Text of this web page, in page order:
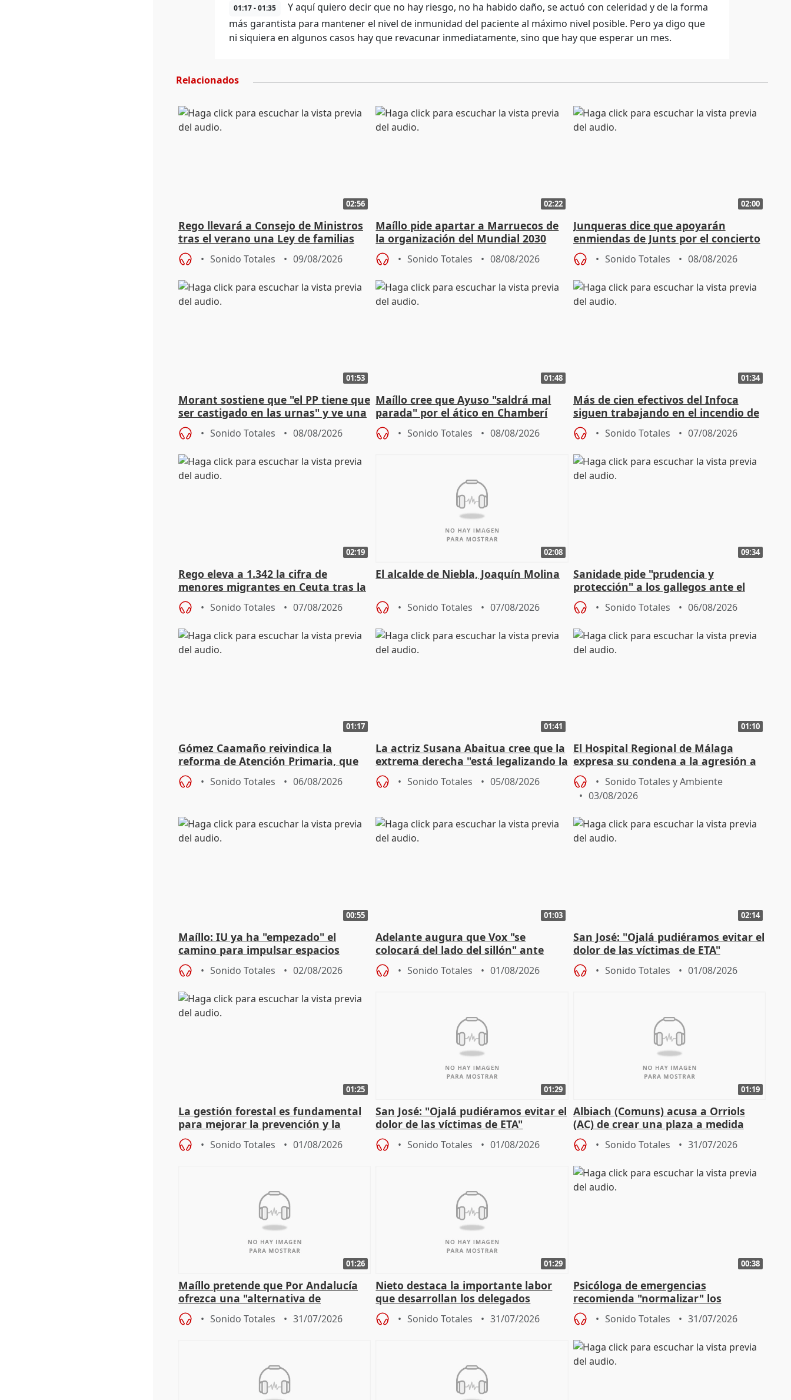
01:17 - 01:35
Y aquí quiero decir que no hay riesgo, no ha habido daño, se actuó con celeridad y de la forma
más garantista para mantener el nivel de inmunidad del paciente al máximo nivel posible. Pero ya digo que
ni siquiera en algunos casos hay que revacunar inmediatamente, sino que hay que esperar un mes.
Relacionados
02:56
Rego llevará a Consejo de Ministros
tras el verano una Ley de familias
acogedoras
Sonido Totales 09/08/2026
02:22
Maíllo pide apartar a Marruecos de
la organización del Mundial 2030
Sonido Totales 08/08/2026
02:00
Junqueras dice que apoyarán
enmiendas de Junts por el concierto
en el trámite de financiación
Sonido Totales 08/08/2026
01:53
Morant sostiene que "el PP tiene que
ser castigado en las urnas" y ve una
"pulsión de cambio"
Sonido Totales 08/08/2026
01:48
Maíllo cree que Ayuso "saldrá mal
parada" por el ático en Chamberí
Sonido Totales 08/08/2026
01:34
Más de cien efectivos del Infoca
siguen trabajando en el incendio de
Niebla (Huelva)
Sonido Totales 07/08/2026
02:19
Rego eleva a 1.342 la cifra de
menores migrantes en Ceuta tras la
entrada masiva
Sonido Totales 07/08/2026
02:08
El alcalde de Niebla, Joaquín Molina
Sonido Totales 07/08/2026
09:34
Sanidade pide "prudencia y
protección" a los gallegos ante el
eclipse del 12 de agosto
Sonido Totales 06/08/2026
01:17
Gómez Caamaño reivindica la
reforma de Atención Primaria, que
reforzará la autogestión
Sonido Totales 06/08/2026
01:41
La actriz Susana Abaitua cree que la
extrema derecha "está legalizando la
homofobia"
Sonido Totales 05/08/2026
01:10
El Hospital Regional de Málaga
expresa su condena a la agresión a
dos enfermeras de Urgencias
Sonido Totales y Ambiente
03/08/2026
00:55
Maíllo: IU ya ha "empezado" el
camino para impulsar espacios
unitarios para las municipales
Sonido Totales 02/08/2026
01:03
Adelante augura que Vox "se
colocará del lado del sillón" ante
iniciativas de la oposición
Sonido Totales 01/08/2026
02:14
San José: "Ojalá pudiéramos evitar el
dolor de las víctimas de ETA"
Sonido Totales 01/08/2026
01:25
La gestión forestal es fundamental
para mejorar la prevención y la
actuación frente a incendios
Sonido Totales 01/08/2026
01:29
San José: "Ojalá pudiéramos evitar el
dolor de las víctimas de ETA"
Sonido Totales 01/08/2026
01:19
Albiach (Comuns) acusa a Orriols
(AC) de crear una plaza a medida
para su hija en Ripoll (Girona)
Sonido Totales 31/07/2026
01:26
Maíllo pretende que Por Andalucía
ofrezca una "alternativa de
gobierno" con su labor de oposición
Sonido Totales 31/07/2026
01:29
Nieto destaca la importante labor
que desarrollan los delegados
territoriales de la Junta
Sonido Totales 31/07/2026
00:38
Psicóloga de emergencias
recomienda "normalizar" los
síntomas tras sufrir un incendio
Sonido Totales 31/07/2026